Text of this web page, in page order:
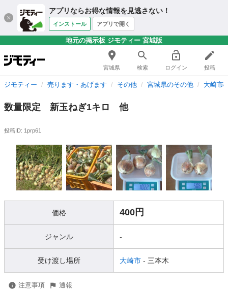
アプリならお得な情報を見逃さない！
インストール アプリで開く
地元の掲示板 ジモティー 宮城版
宮城県 検索 ログイン 投稿
ジモティー 売ります・あげます その他 宮城県のその他 大崎市
数量限定 新玉ねぎ1キロ 他
投稿ID: 1prp61
価格 400円
ジャンル -
受け渡し場所 大崎市 - 三本木
注意事項 通報